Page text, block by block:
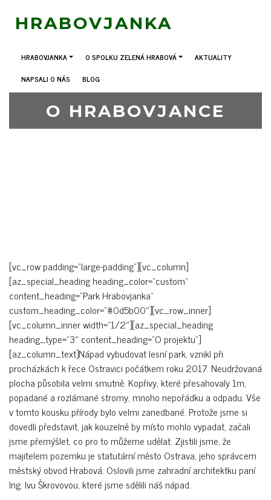
HRABOVJANKA
HRABOVJANKA O SPOLKU ZELENÁ HRABOVÁ
AKTUALITY
NAPSALI O NÁS
BLOG
O HRABOVJANCE
[vc_row padding=“large-padding“][vc_column]
[az_special_heading heading_color=“custom“
content_heading=“Park Hrabovjanka“
custom_heading_color=“#0d5b00″][vc_row_inner]
[vc_column_inner width=“1/2″][az_special_heading
heading_type=“3″ content_heading=“O projektu“]
[az_column_text]Nápad vybudovat lesní park, vznikl při
procházkách k řece Ostravici počátkem roku 2017. Neudržovaná
plocha působila velmi smutně. Kopřivy, které přesahovaly 1m,
popadané a rozlámané stromy, mnoho nepořádku a odpadu. Vše
v tomto kousku přírody bylo velmi zanedbané. Protože jsme si
dovedli představit, jak kouzelně by místo mohlo vypadat, začali
jsme přemýšlet, co pro to můžeme udělat. Zjistili jsme, že
majitelem pozemku je statutární město Ostrava, jeho správcem
městský obvod Hrabová. Oslovili jsme zahradní architektku paní
Ing. Ivu Škrovovou, které jsme sdělili náš nápad.